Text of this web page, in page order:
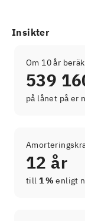
Insikter
Om 10 år
539
på lånet på er
12 år
till 1 % enligt